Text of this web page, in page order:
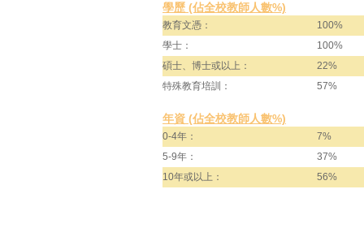
學歷 (佔全校教師人數%)
教育文憑：
100%
學士：
100%
碩士、博士或以上：
22%
特殊教育培訓：
57%
年資 (佔全校教師人數%)
0-4年：
7%
5-9年：
37%
10年或以上：
56%